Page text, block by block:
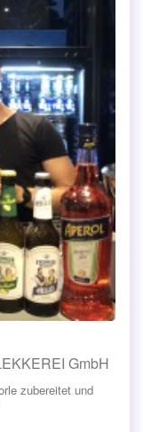
GmbH
zubereitet und